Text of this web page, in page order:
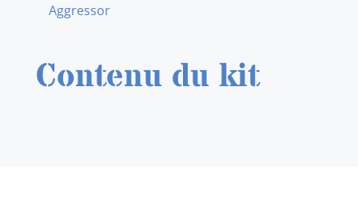
Aggressor
Contenu du kit